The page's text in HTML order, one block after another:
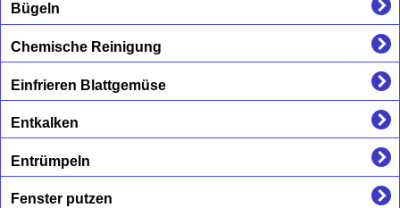
Bügeln
Chemische Reinigung
Einfrieren Blattgemüse
Entkalken
Entrümpeln
Fenster putzen